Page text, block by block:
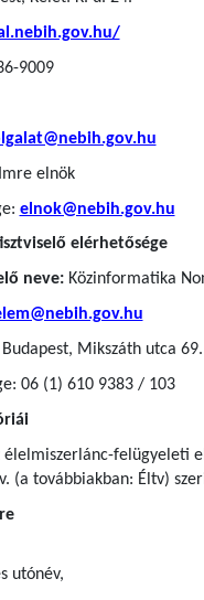
9009
elnök
elnok@nebih.gov.hu
elérhetősége
neve:Közinformatika
Mikszáth utca 69.
06 (1) 610 9383 / 103
élelmiszerlánc-felügyeleti
(a továbbiakban: Éltv)
utónév,